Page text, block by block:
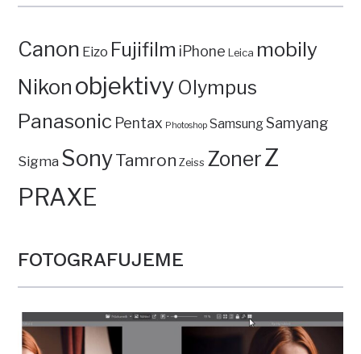
Canon Eizo Fujifilm iPhone Leica mobily
Nikon objektivy Olympus
Panasonic Pentax Photoshop SamsungSamyang
Sigma SonyTamron Zeiss ZonerZ
PRAXE
FOTOGRAFUJEME